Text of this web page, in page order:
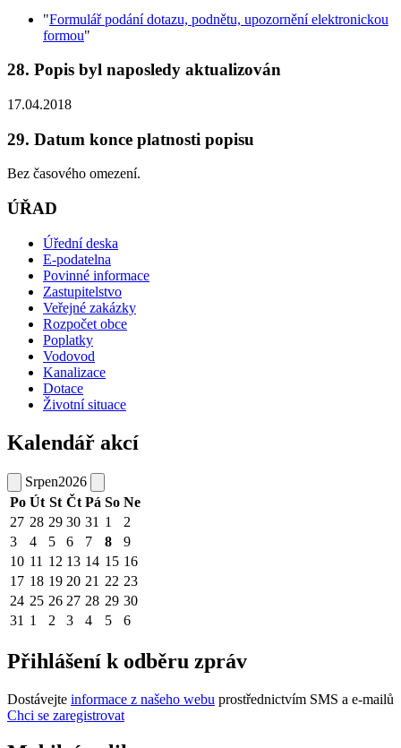
"Formulář podání dotazu, podnětu, upozornění elektronickou
formou"
28. Popis byl naposledy aktualizován
17.04.2018
29. Datum konce platnosti popisu
Bez časového omezení.
ÚŘAD
Úřední deska
E-podatelna
Povinné informace
Zastupitelstvo
Veřejné zakázky
Rozpočet obce
Poplatky
Vodovod
Kanalizace
Dotace
Životní situace
Kalendář akcí
Srpen2026
Po Út St Čt Pá So Ne
27 28 29 30 31 1
2
3
4 5 6 7 8
9
10 11 12 13 14 15 16
17 18 19 20 21 22 23
24 25 26 27 28 29 30
31 1 2 3 4 5 6
Přihlášení k odběru zpráv
Dostávejte informace z našeho webu prostřednictvím SMS a e-mailů
Chci se zaregistrovat